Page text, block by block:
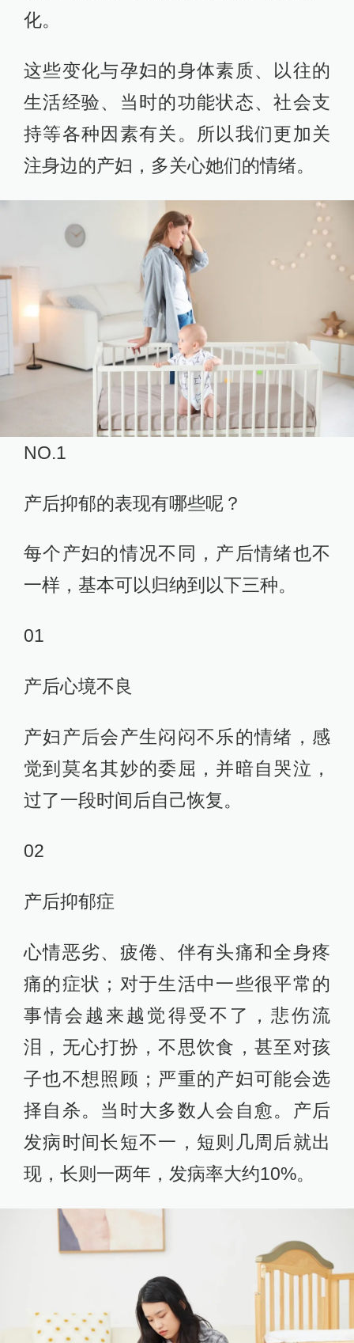
化。
这些变化与孕妇的身体素质、以往的
生活经验、当时的功能状态、社会支
持等各种因素有关。所以我们更加关
注身边的产妇，多关心她们的情绪。
NO.1
产后抑郁的表现有哪些呢？
每个产妇的情况不同，产后情绪也不
一样，基本可以归纳到以下三种。
01
产后心境不良
产妇产后会产生闷闷不乐的情绪，感
觉到莫名其妙的委屈，并暗自哭泣，
过了一段时间后自己恢复。
02
产后抑郁症
心情恶劣、疲倦、伴有头痛和全身疼
痛的症状；对于生活中一些很平常的
事情会越来越觉得受不了，悲伤流
泪，无心打扮，不思饮食，甚至对孩
子也不想照顾；严重的产妇可能会选
择自杀。当时大多数人会自愈。产后
发病时间长短不一，短则几周后就出
现，长则一两年，发病率大约10%。